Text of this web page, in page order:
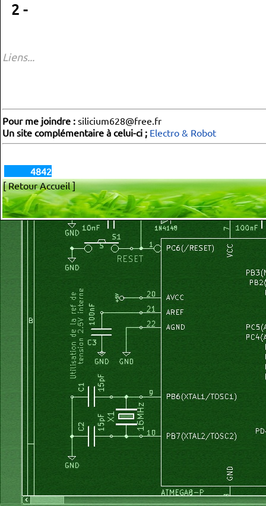
2 -
Liens...
Pour me joindre : silicium628@free.fr
Un site complémentaire à celui-ci ; Electro & Robot
4842
[ Retour Accueil ]